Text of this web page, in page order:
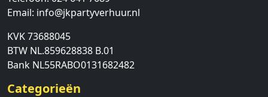
Email: info@jkpartyverhuur.nl
KVK 73688045
BTW NL.859628838 B.01
Bank NL55RABO0131682482
Categorieën